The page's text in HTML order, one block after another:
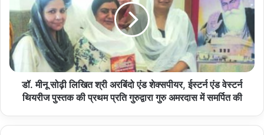
लिखित
श्री
अरबिंदो
एंड
शेक्सपीयर,
ईस्टर्न
वेस्टर्न
डॉ. मीनू सोढ़ी लिखित श्री अरबिंदो एंड शेक्सपीयर, ईस्टर्न एंड वेस्टर्न
थियरीज पुस्तक की प्रथम प्रति गुरुद्वारा गुरु अमरदास में समर्पित की